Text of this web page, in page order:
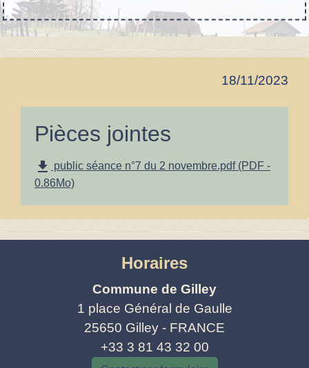
18/11/2023
Pièces jointes
file_download public séance n°7 du 2 novembre.pdf (PDF -
0.86Mo)
Horaires
Commune de Gilley
1 place Général de Gaulle
25650 Gilley - FRANCE
+33 3 81 43 32 00